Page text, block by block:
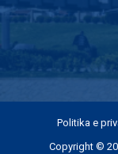
Copyright ©
Politika e